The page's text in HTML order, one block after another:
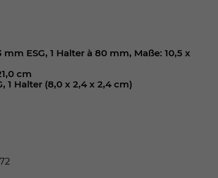
ESG, 1 Halter à 80 mm, Maße: 10,5 x
cm
1 Halter (8,0 x 2,4 x 2,4 cm)